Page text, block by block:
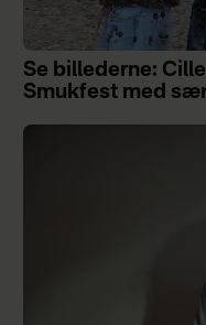
Se billederne:
Smukfest med